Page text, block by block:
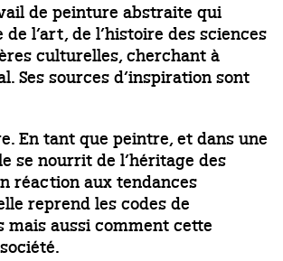
de peinture abstraite qui
l’art, de l’histoire des sciences
culturelles, cherchant à
Ses sources d’inspiration sont
En tant que peintre, et dans une
se nourrit de l’héritage des
réaction aux tendances
reprend les codes de
mais aussi comment cette